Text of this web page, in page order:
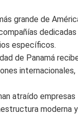
grande de
dedicadas
específicos.
de Panamá
internacionales,
atraído empresas
moderna y